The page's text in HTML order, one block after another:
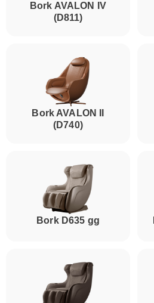
Bork AVALON IV
(D811)
Bork AVALON II
(D740)
Bork D635 gg